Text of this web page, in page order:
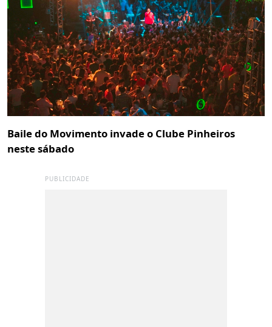
Baile do Movimento invade o Clube Pinheiros
neste sábado
PUBLICIDADE